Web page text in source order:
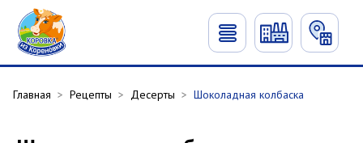
Главная > Рецепты > Десерты > Шоколадная колбаска